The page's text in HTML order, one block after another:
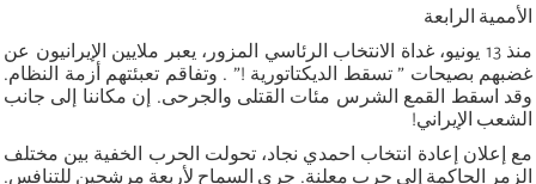
الأممية الرابعة
منذ 13 يونيو، غداة الانتخاب الرئاسي المزور، يعبر ملايين الإيرانيون عن
غضبهم بصيحات ” تسقط الديكتاتورية !” . وتفاقم تعبئتهم أزمة النظام.
وقد اسقط القمع الشرس مئات القتلى والجرحى. إن مكاننا إلى جانب
الشعب الإيراني!
مع إعلان إعادة انتخاب احمدي نجاد، تحولت الحرب الخفية بين مختلف
الزمر الحاكمة إلى حرب معلنة. جرى السماح لأربعة مرشحين للتنافس.